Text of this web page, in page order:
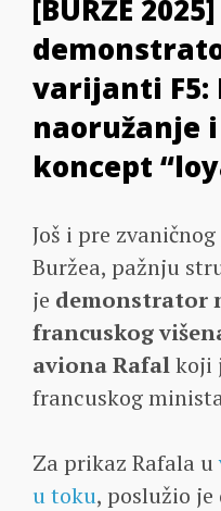
[BURŽE
varijanti F5:
naoružanje
koncept
Još i pre
Buržea, pažnju
je demonstrator
francuskog
aviona Rafalkoji
francuskog
Za prikaz Rafala u
u toku, poslužio je